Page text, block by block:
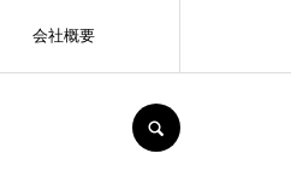
会社概要